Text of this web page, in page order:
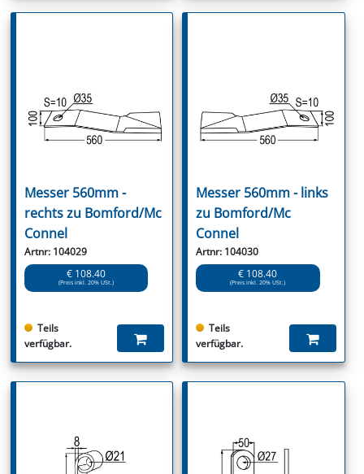
Messer 560mm -
rechts zu Bomford/Mc
Connel
Artnr: 104029
€ 108.40
(Preis inkl. 20% USt.)
Teils
verfügbar.
Messer 560mm - links
zu Bomford/Mc
Connel
Artnr: 104030
€ 108.40
(Preis inkl. 20% USt.)
Teils
verfügbar.